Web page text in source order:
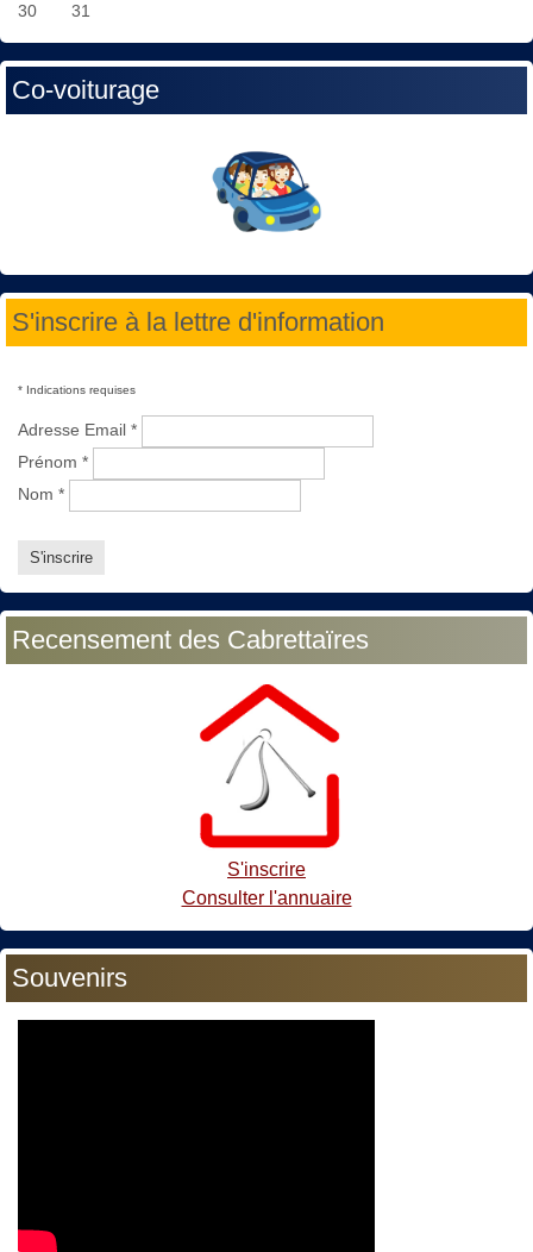
30
31
Co-voiturage
S'inscrire à la lettre d'information
* Indications requises
Adresse Email *
Prénom *
Nom *
Recensement des Cabrettaïres
S'inscrire
Consulter l'annuaire
Souvenirs